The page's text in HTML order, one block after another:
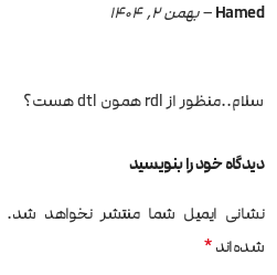
Hamed
–بهمن 2, 1404
سلام..منظور از rdl همون dtl هست؟
دیدگاه خود را بنویسید
نشانی ایمیل شما منتشر نخواهد شد.
شده‌اند*